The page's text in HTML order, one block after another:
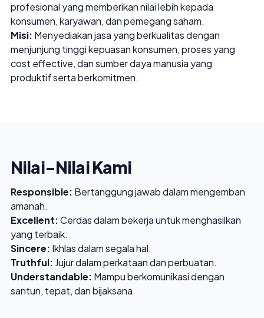
profesional yang memberikan nilai lebih kepada
konsumen, karyawan, dan pemegang saham.
Misi: Menyediakan jasa yang berkualitas dengan
menjunjung tinggi kepuasan konsumen, proses yang
cost effective, dan sumber daya manusia yang
produktif serta berkomitmen.
Nilai-Nilai Kami
Responsible: Bertanggung jawab dalam mengemban
amanah.
Excellent:Cerdas dalam bekerja untuk menghasilkan
yang terbaik.
Sincere: Ikhlas dalam segala hal.
Truthful: Jujur dalam perkataan dan perbuatan.
Understandable: Mampu berkomunikasi dengan
santun, tepat, dan bijaksana.